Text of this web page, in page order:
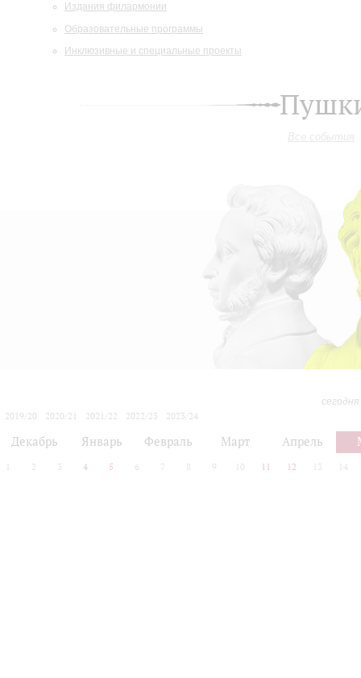
Издания филармонии
Образовательные программы
Инклюзивные и специальные проекты
Все события
2019/20
2020/21 2021/22 2022/23
2023/24
Декабрь Январь Февраль Март Апрель
2 3 4 5 6 7 8 9 10 11 12 13 14